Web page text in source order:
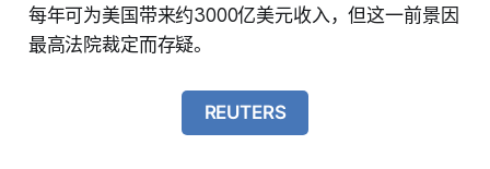
每年可为美国带来约3000亿美元收入，但这一前景因
最高法院裁定而存疑。
REUTERS